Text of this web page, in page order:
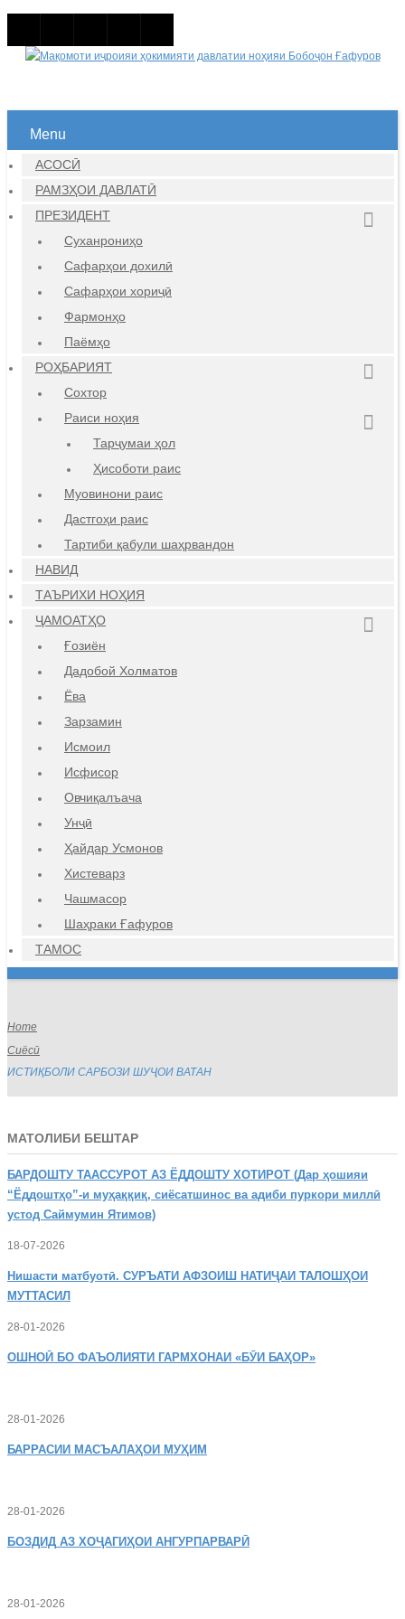
Menu
АСОСӢ
РАМЗҲОИ ДАВЛАТӢ
ПРЕЗИДЕНТ
Суханрониҳо
Сафарҳои дохилӣ
Сафарҳои хориҷӣ
Фармонҳо
Паёмҳо
РОҲБАРИЯТ
Сохтор
Раиси ноҳия
Тарҷумаи ҳол
Ҳисоботи раис
Муовинони раис
Дастгоҳи раис
Тартиби қабули шаҳрвандон
НАВИД
ТАЪРИХИ НОҲИЯ
ҶАМОАТҲО
Ғозиён
Дадобой Холматов
Ёва
Зарзамин
Исмоил
Исфисор
Овчиқалъача
Унҷӣ
Ҳайдар Усмонов
Хистеварз
Чашмасор
Шаҳраки Ғафуров
ТАМОС
Home
Сиёсӣ
ИСТИҚБОЛИ САРБОЗИ ШУҶОИ ВАТАН
МАТОЛИБИ БЕШТАР
БАРДОШТУ ТААССУРОТ АЗ ЁДДОШТУ ХОТИРОТ (Дар ҳошияи
“Ёддоштҳо”-и муҳаққиқ, сиёсатшинос ва адиби пуркори миллӣ
устод Саймумин Ятимов)
18-07-2026
Нишасти матбуотӣ. СУРЪАТИ АФЗОИШ НАТИҶАИ ТАЛОШҲОИ
МУТТАСИЛ
28-01-2026
ОШНОӢ БО ФАЪОЛИЯТИ ГАРМХОНАИ «БӮИ БАҲОР»
28-01-2026
БАРРАСИИ МАСЪАЛАҲОИ МУҲИМ
28-01-2026
БОЗДИД АЗ ХОҶАГИҲОИ АНГУРПАРВАРӢ
28-01-2026